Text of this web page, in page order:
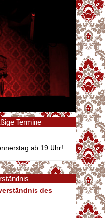
Termine
ab 19 Uhr!
des